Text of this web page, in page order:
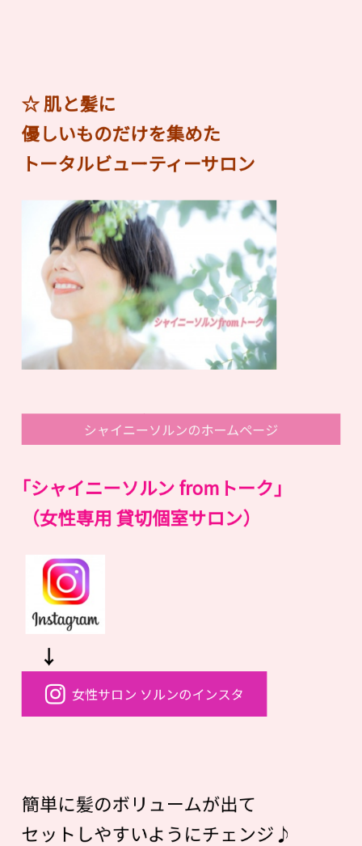
☆ 肌と髪に
優しいものだけを集めた
トータルビューティーサロン
シャイニーソルンのホームページ
｢シャイニーソルン fromトーク｣
（女性専用 貸切個室サロン）
↓
女性サロン ソルンのインスタ
簡単に髪のボリュームが出て
セットしやすいようにチェンジ♪